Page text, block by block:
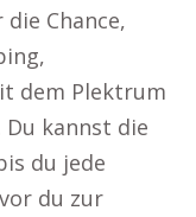
Chance,
dem Plektrum
kannst die
du jede
du zur